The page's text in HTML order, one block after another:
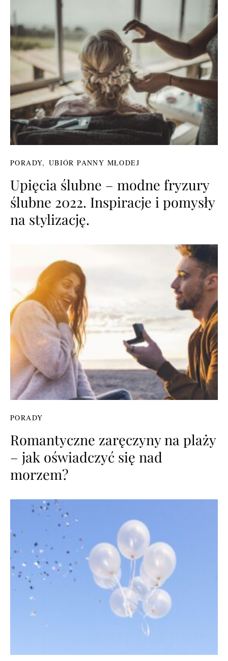
PORADY UBIÓR PANNY MŁODEJ
Upięcia ślubne – modne fryzury
ślubne 2022. Inspiracje i pomysły
na stylizację.
PORADY
Romantyczne zaręczyny na plaży
– jak oświadczyć się nad
morzem?